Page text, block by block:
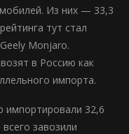
Из них — 33,3
тут стал
Monjaro.
в Россию как
импорта.
импортировали 32,6
завозили